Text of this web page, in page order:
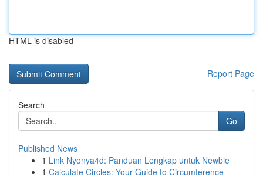
HTML is disabled
Report Page
Search
Go
Published News
1 Link Nyonya4d: Panduan Lengkap untuk Newbie
1 Calculate Circles: Your Guide to Circumference